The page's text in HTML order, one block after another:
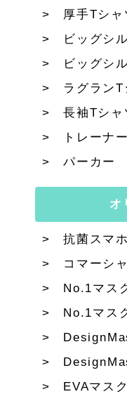
厚手Tシャ
ビッグシ
ビッグシ
ラグランT
長袖Tシャ
トレーナー
パーカー
オ
抗菌スマ
コマーシ
No.1マス
No.1マス
EVAマス